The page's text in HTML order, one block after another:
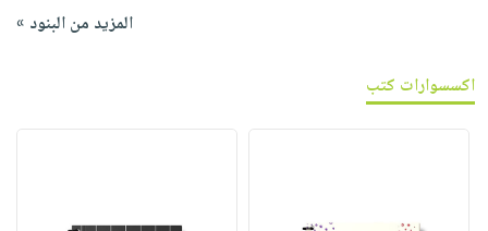
المزيد من البنود »
اكسسوارات كتب